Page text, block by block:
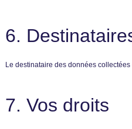
6.
Le destinataire des données
7. Vos droits